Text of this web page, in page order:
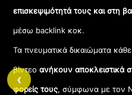
επισκεψιμότητά τους και στη
μέσω backlink κοκ.
Τα πνευματικά δικαιώματα
βίντεοανήκουν αποκλειστικά
φορείς τους, σύμφωνα με τον
‹